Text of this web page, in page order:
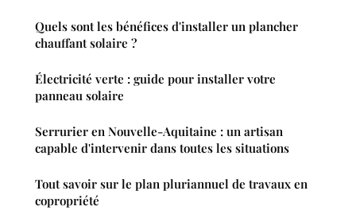
Quels sont les bénéfices d'installer un plancher
chauffant solaire ?
Électricité verte : guide pour installer votre
panneau solaire
Serrurier en Nouvelle-Aquitaine : un artisan
capable d'intervenir dans toutes les situations
Tout savoir sur le plan pluriannuel de travaux en
copropriété